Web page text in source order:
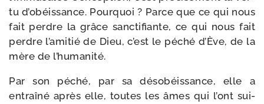
tu d’obéissance. Pourquoi ? Parce que ce qui nous
fait perdre la grâce sanc­ti­fiante, ce qui nous fait
perdre l’amitié de Dieu, c’est le péché d’Ève, de la
mère de l’humanité.
Par son péché, par sa déso­béis­sance, elle a
entraî­né après elle, toutes les âmes qui l’ont sui­